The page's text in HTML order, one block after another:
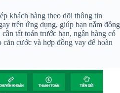
khách hàng theo dõi thông tin
trên ứng dụng, giúp bạn nắm đồng
tất toán trước hạn, ngân hàng có
cước và hợp đồng vay để hoàn